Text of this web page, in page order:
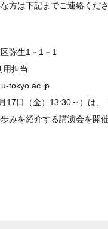
方は下記までご連絡くださ
弥生1－1－1
用担当
tokyo.ac.jp
日（金）13:30～）は、
みを紹介する講演会を開催